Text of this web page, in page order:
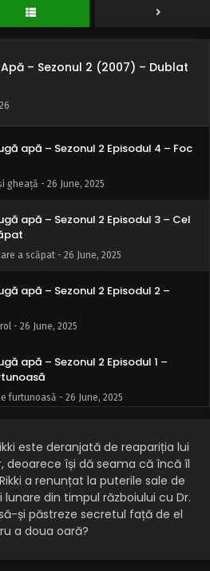
– Sezonul 2 (2007) – Dublat
apă – Sezonul 2 Episodul 6 – Oală
apă – Sezonul 2 Episodul 5 –
Pocus - 26 June, 2025
apă – Sezonul 2 Episodul 4 – Foc
gheață - 26 June, 2025
apă – Sezonul 2 Episodul 3 – Cel
a scăpat - 26 June, 2025
apă – Sezonul 2 Episodul 2 –
- 26 June, 2025
apă – Sezonul 2 Episodul 1 –
furtunoasă - 26 June, 2025
este deranjată de reapariția lui
deoarece își dă seama că încă îl
a renunțat la puterile sale de
din timpul războiului cu Dr.
și păstreze secretul față de el
a doua oară?